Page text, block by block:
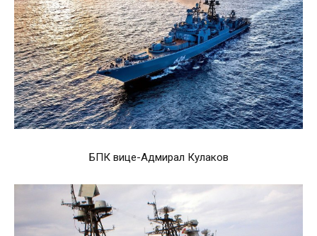
БПК вице-Адмирал Кулаков